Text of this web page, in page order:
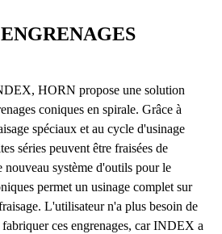
HORN propose une solution
coniques en spirale. Grâce à
spéciaux et au cycle d'usinage
séries peuvent être fraisées de
nouveau système d'outils pour le
permet un usinage complet sur
L'utilisateur n'a plus besoin de
ces engrenages, car INDEX a